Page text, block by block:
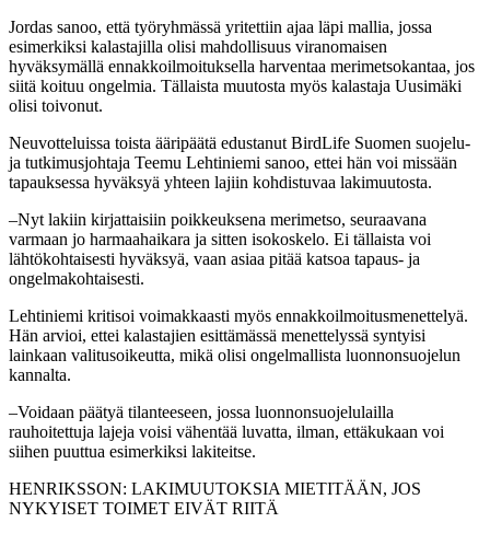
Jordas sanoo, että työryhmässä yritettiin ajaa läpi mallia, jossa
esimerkiksi kalastajilla olisi mahdollisuus viranomaisen
hyväksymällä ennakkoilmoituksella harventaa merimetsokantaa, jos
siitä koituu ongelmia. Tällaista muutosta myös kalastaja Uusimäki
olisi toivonut.
Neuvotteluissa toista ääripäätä edustanut BirdLife Suomen suojelu-
ja tutkimusjohtaja Teemu Lehtiniemi sanoo, ettei hän voi missään
tapauksessa hyväksyä yhteen lajiin kohdistuvaa lakimuutosta.
–Nyt lakiin kirjattaisiin poikkeuksena merimetso, seuraavana
varmaan jo harmaahaikara ja sitten isokoskelo. Ei tällaista voi
lähtökohtaisesti hyväksyä, vaan asiaa pitää katsoa tapaus- ja
ongelmakohtaisesti.
Lehtiniemi kritisoi voimakkaasti myös ennakkoilmoitusmenettelyä.
Hän arvioi, ettei kalastajien esittämässä menettelyssä syntyisi
lainkaan valitusoikeutta, mikä olisi ongelmallista luonnonsuojelun
kannalta.
–Voidaan päätyä tilanteeseen, jossa luonnonsuojelulailla
rauhoitettuja lajeja voisi vähentää luvatta, ilman, ettäkukaan voi
siihen puuttua esimerkiksi lakiteitse.
HENRIKSSON: LAKIMUUTOKSIA MIETITÄÄN, JOS
NYKYISET TOIMET EIVÄT RIITÄ